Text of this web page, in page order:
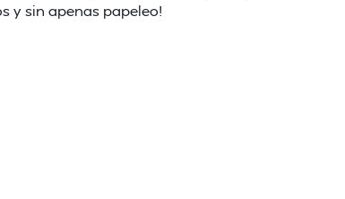
y sin apenas papeleo!